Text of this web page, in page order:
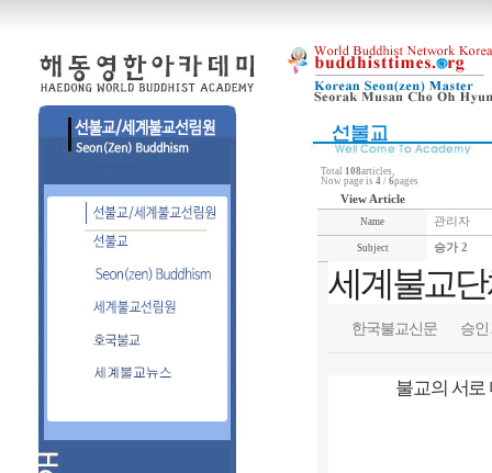
Total 108articles,
Now page is 4 / 6pages
View Article
Name 관리자
Subject 승가 2
세계불교
한국불교신문 승인
불교의 서로